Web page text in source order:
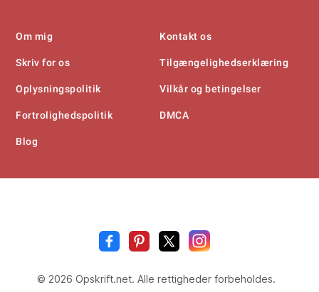
Om mig
Skriv for os
Oplysningspolitik
Fortrolighedspolitik
Blog
Kontakt os
Tilgængelighedserklæring
Vilkår og betingelser
DMCA
Opskrift
© 2026 Opskrift.net. Alle rettigheder forbeholdes.